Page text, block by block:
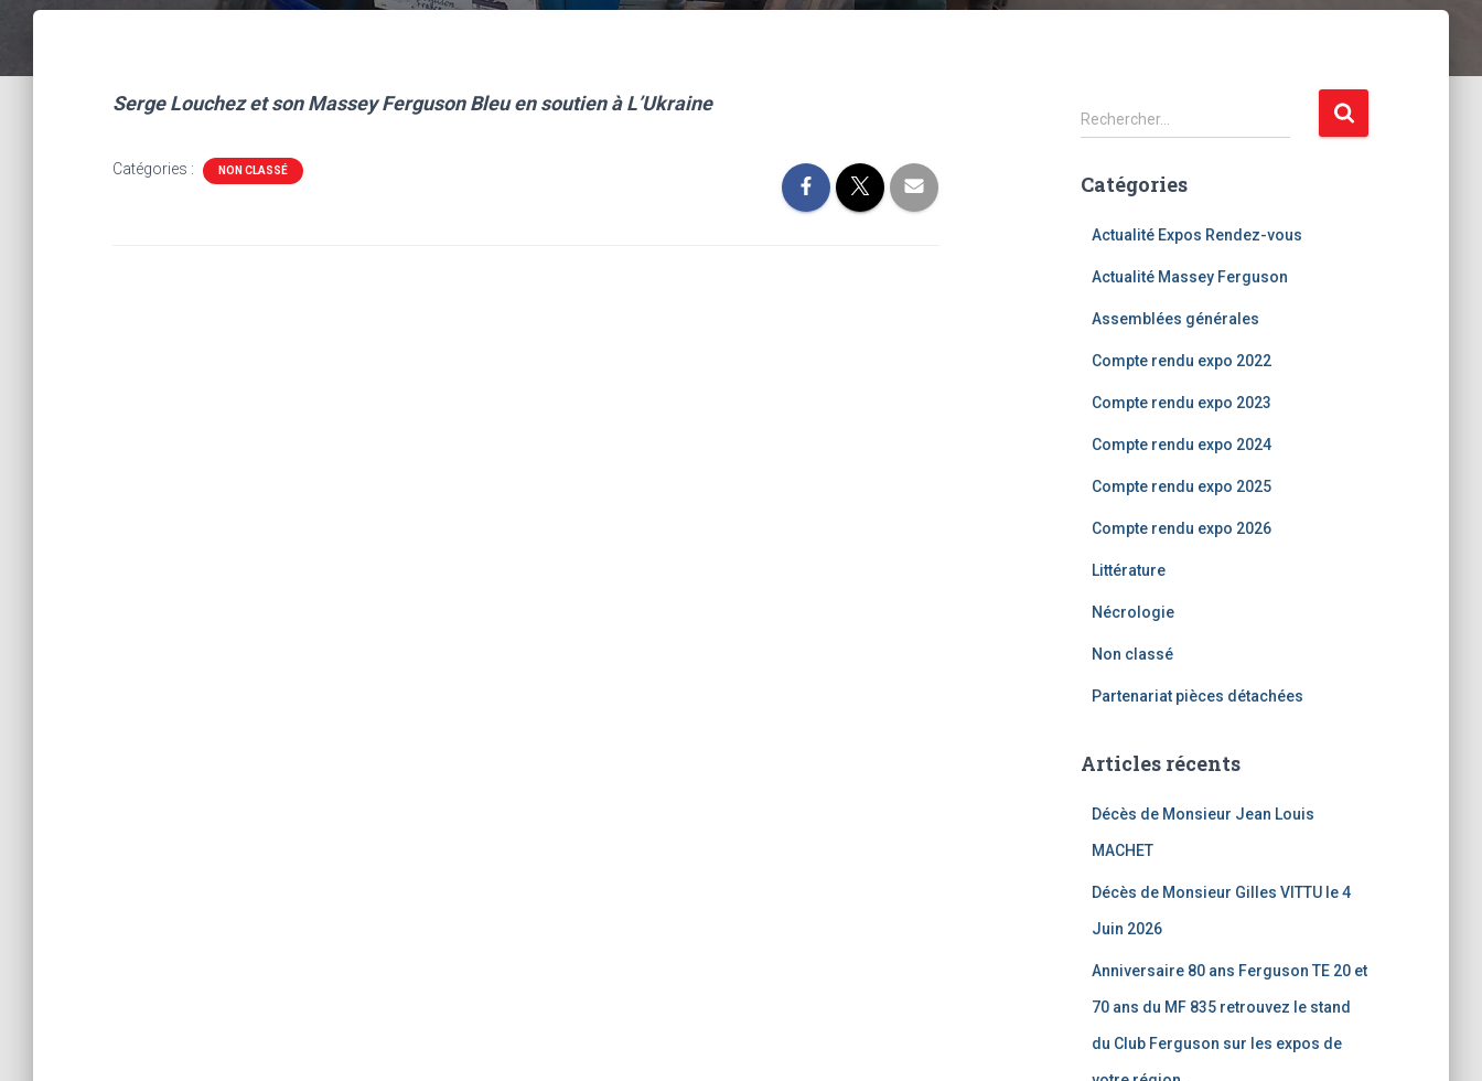
Serge Louchez et son Massey Ferguson Bleu en soutien à L’Ukraine
Catégories : NON CLASSÉ
R
e
h
Rechercher…
Catégories
Actualité Expos Rendez-vous
Actualité Massey Ferguson
Assemblées générales
Compte rendu expo 2022
Compte rendu expo 2023
Compte rendu expo 2024
Compte rendu expo 2025
Compte rendu expo 2026
Littérature
Nécrologie
Non classé
Partenariat pièces détachées
Articles récents
Décès de Monsieur Jean Louis
MACHET
Décès de Monsieur Gilles VITTU le 4
Juin 2026
Anniversaire 80 ans Ferguson TE 20 et
70 ans du MF 835 retrouvez le stand
du Club Ferguson sur les expos de